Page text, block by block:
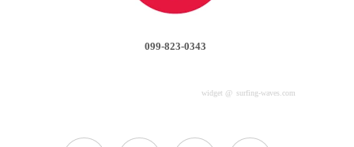
099-823-0343
widget @ surfing-waves.com